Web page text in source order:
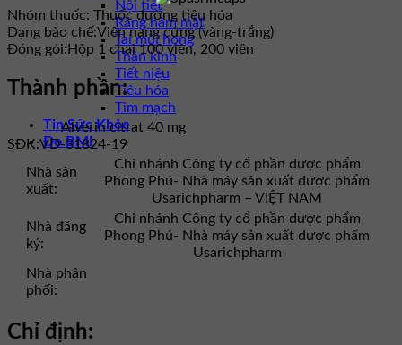
Nội tiết
Răng hàm mặt
Tai mũi họng
Thần kinh
Tiết niệu
Tiêu hóa
Tim mạch
Tin Sức Khỏe
Đo BMI
Nhóm thuốc: Thuốc đường tiêu hóa
Dạng bào chế:Viên nang cứng (vàng-trắng)
Đóng gói: Hộp 1 chai 100 viên, 200 viên
Thành phần:
Alverin citrat 40 mg
SĐK:VD-31824-19
Nhà sản
xuất:
Chi nhánh Công ty cổ phần dược phẩm
Phong Phú- Nhà máy sản xuất dược phẩm
Usarichpharm – VIỆT NAM
Nhà đăng
ký:
Chi nhánh Công ty cổ phần dược phẩm
Phong Phú- Nhà máy sản xuất dược phẩm
Usarichpharm
Nhà phân
phối:
Chỉ định: